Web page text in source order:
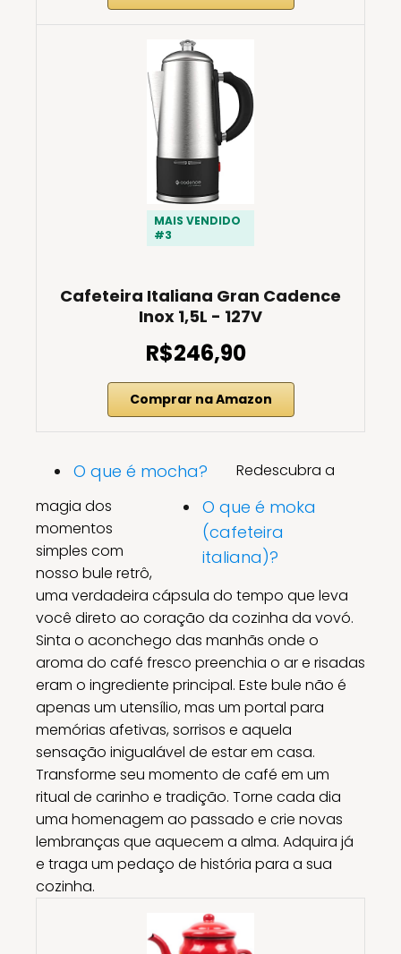
MAIS VENDIDO
#3
Cafeteira Italiana Gran Cadence
Inox 1,5L - 127V
R$246,90
Comprar na Amazon
O que é mocha?
O que é moka
(cafeteira
italiana)?
Redescubra a
magia dos
momentos
simples com
nosso bule retrô,
uma verdadeira cápsula do tempo que leva
você direto ao coração da cozinha da vovó.
Sinta o aconchego das manhãs onde o
aroma do café fresco preenchia o ar e risadas
eram o ingrediente principal. Este bule não é
apenas um utensílio, mas um portal para
memórias afetivas, sorrisos e aquela
sensação inigualável de estar em casa.
Transforme seu momento de café em um
ritual de carinho e tradição. Torne cada dia
uma homenagem ao passado e crie novas
lembranças que aquecem a alma. Adquira já
e traga um pedaço de história para a sua
cozinha.